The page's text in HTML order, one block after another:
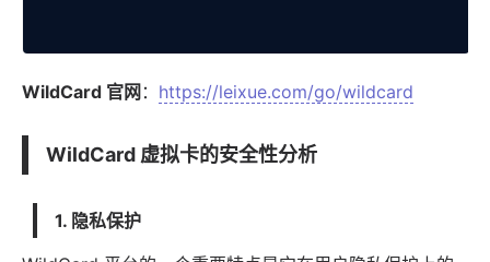
WildCard 官网 ： https://leixue.com/go/wildcard
WildCard 虚拟卡的安全性分析
1. 隐私保护